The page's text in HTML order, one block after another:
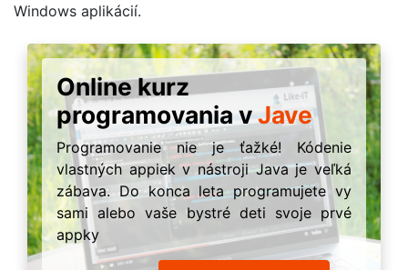
Windows aplikácií.
Online kurz
programovania vJave
Programovanie nie je ťažké! Kódenie
vlastných appiek v nástroji Java je veľká
zábava. Do konca leta programujete vy
sami alebo vaše bystré deti svoje prvé
appky